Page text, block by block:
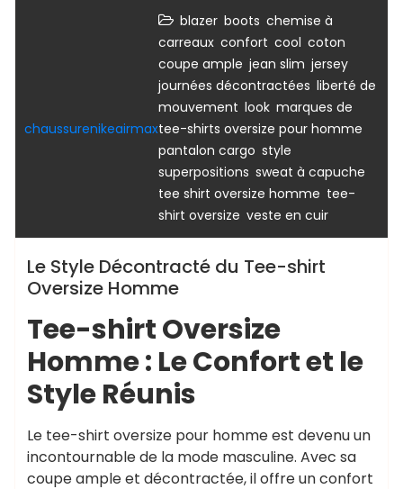
chaussurenikeairmax
blazer boots chemise à
carreaux confort cool coton
coupe ample jean slim jersey
journées décontractées liberté de
mouvement look marques de
tee-shirts oversize pour homme
pantalon cargo style
superpositions sweat à capuche
tee shirt oversize homme tee-
shirt oversize veste en cuir
Le Style Décontracté du Tee-shirt
Oversize Homme
Tee-shirt Oversize
Homme : Le Confort et le
Style Réunis
Le tee-shirt oversize pour homme est devenu un
incontournable de la mode masculine. Avec sa
coupe ample et décontractée, il offre un confort